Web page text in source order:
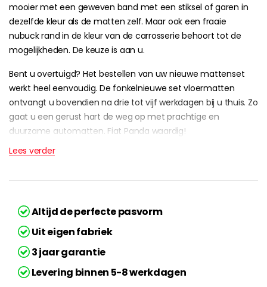
mooier met een geweven band met een stiksel of garen in
dezelfde kleur als de matten zelf. Maar ook een fraaie
nubuck rand in de kleur van de carrosserie behoort tot de
mogelijkheden. De keuze is aan u.
Bent u overtuigd? Het bestellen van uw nieuwe mattenset
werkt heel eenvoudig. De fonkelnieuwe set vloermatten
ontvangt u bovendien na drie tot vijf werkdagen bij u thuis. Zo
gaat u een gerust hart de weg op met prachtige en
duurzame automatten. Fiat Panda waardig!
Lees verder
Altijd de perfecte pasvorm
Uit eigen fabriek
3 jaar garantie
Levering binnen 5-8 werkdagen